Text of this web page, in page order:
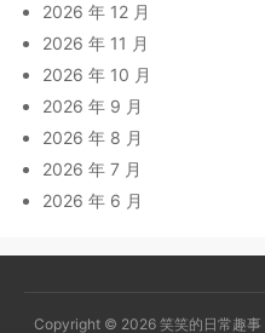
2026 年 12 月
2026 年 11 月
2026 年 10 月
2026 年 9 月
2026 年 8 月
2026 年 7 月
2026 年 6 月
Copyright © 2026 笑笑的日常趣事